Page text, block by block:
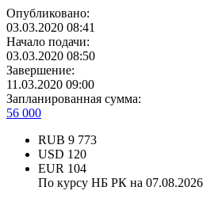
Опубликовано:
03.03.2020 08:41
Начало подачи:
03.03.2020 08:50
Завершение:
11.03.2020 09:00
Запланированная сумма:
56 000
RUB 9 773
USD 120
EUR 104
По курсу НБ РК на 07.08.2026